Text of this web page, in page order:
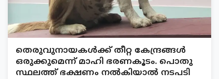
തെരുവുനായകൾക്ക് തീറ്റ കേന്ദ്രങ്ങൾ
ഒരുക്കുമെന്ന് മാഹി ഭരണകൂടം. പൊതു
സ്ഥലത്ത് ഭക്ഷണം നൽകിയാൽ നടപടി